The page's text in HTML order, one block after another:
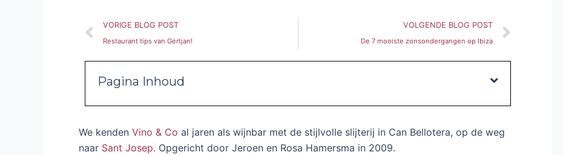
Vorige
VORIGE BLOG POST
Restaurant tips van Gertjan!
VOLGENDE BLOG POST
De 7 mooiste zonsondergangen op Ibiza
Pagina Inhoud
We kenden Vino & Co al jaren als wijnbar met de stijlvolle slijterij in Can Bellotera, op de weg
naar Sant Josep. Opgericht door Jeroen en Rosa Hamersma in 2009.